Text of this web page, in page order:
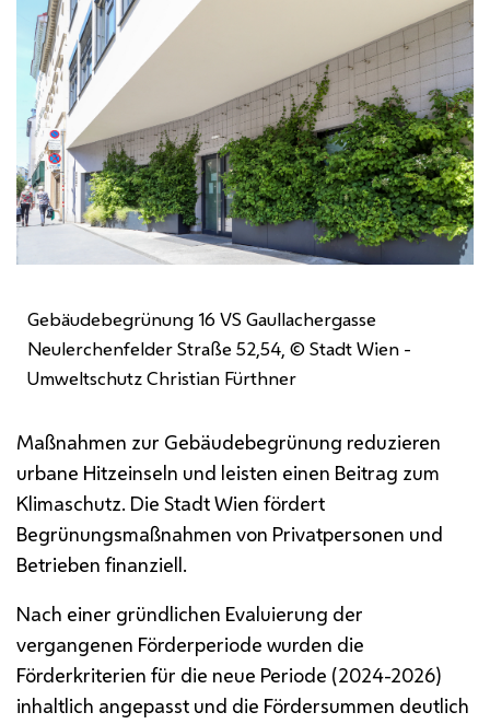
Gebäudebegrünung 16 VS Gaullachergasse
Neulerchenfelder Straße 52,54, © Stadt Wien -
Umweltschutz Christian Fürthner
Maßnahmen zur Gebäudebegrünung reduzieren
urbane Hitzeinseln und leisten einen Beitrag zum
Klimaschutz. Die Stadt Wien fördert
Begrünungsmaßnahmen von Privatpersonen und
Betrieben finanziell.
Nach einer gründlichen Evaluierung der
vergangenen Förderperiode wurden die
Förderkriterien für die neue Periode (2024-2026)
inhaltlich angepasst und die Fördersummen deutlich